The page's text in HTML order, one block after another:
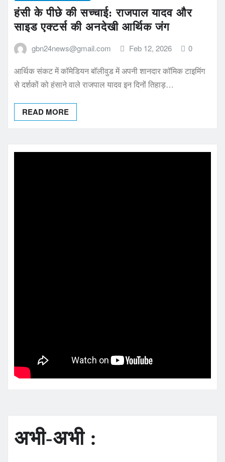
हंसी के पीछे की सच्चाई: राजपाल यादव और
साइड एक्टर्स की अनदेखी आर्थिक जंग
gbn24news@gmail.com Feb 12, 2026 0
आर्थिक संकट में कॉमेडियन बॉलीवुड में अपनी शानदार कॉमिक टाइमिंग
से दर्शकों को हंसाने वाले राजपाल यादव इन दिनों तिहाड़…
READ MORE
अभी-अभी :